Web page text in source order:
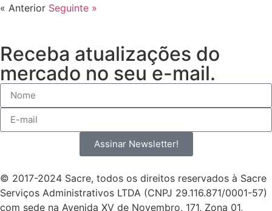
« Anterior Seguinte »
Receba atualizações do
mercado no seu e-mail.
Assinar Newsletter!
© 2017-2024 Sacre, todos os direitos reservados à Sacre
Serviços Administrativos LTDA (CNPJ 29.116.871/0001-57)
com sede na Avenida XV de Novembro, 171, Zona 01,